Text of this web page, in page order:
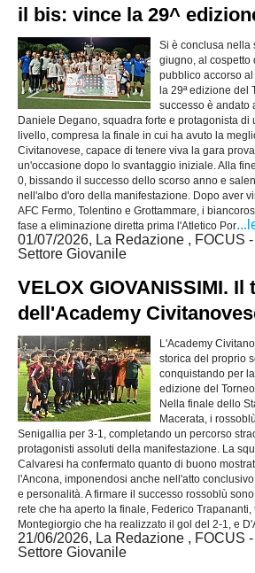
il bis: vince la 29^
Si è conclusa nella
giugno, al cospetto
pubblico accorso
la 29ª edizione del
successo è andato
Daniele Degano, squadra forte e protagonista di
livello, compresa la finale in cui ha avuto la
Civitanovese, capace di tenere viva la gara
un'occasione dopo lo svantaggio iniziale. Alla
0, bissando il successo dello scorso anno e
nell'albo d'oro della manifestazione. Dopo aver
AFC Fermo, Tolentino e Grottammare, i
fase a eliminazione diretta prima l'Atletico Por
01/07/2026, La Redazione , FOCUS
Settore Giovanile
VELOX GIOVANISSIMI. Il
dell'Academy
L'Academy
storica del proprio
conquistando per
edizione del
Nella finale dello
Macerata, i
Senigallia per 3-1, completando un percorso
protagonisti assoluti della manifestazione. La
Calvaresi ha confermato quanto di buono
l'Ancona, imponendosi anche nell'atto
e personalità. A firmare il successo rossoblù
rete che ha aperto la finale, Federico Trapananti,
Montegiorgio che ha realizzato il gol del 2-1, e
21/06/2026, La Redazione , FOCUS
Settore Giovanile